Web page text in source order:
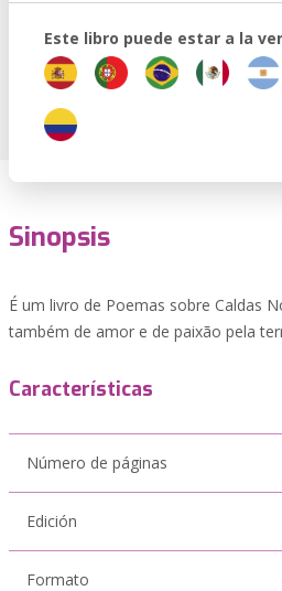
Este libro puede estar a la
Sinopsis
É um livro de Poemas sobre Caldas
também de amor e de paixão pela
Características
Número de páginas
Edición
Formato